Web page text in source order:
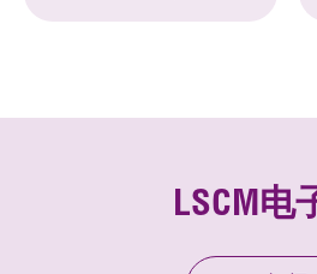
LSCM电